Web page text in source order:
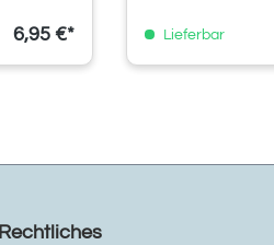
6,95 €* Lieferbar
Rechtliches